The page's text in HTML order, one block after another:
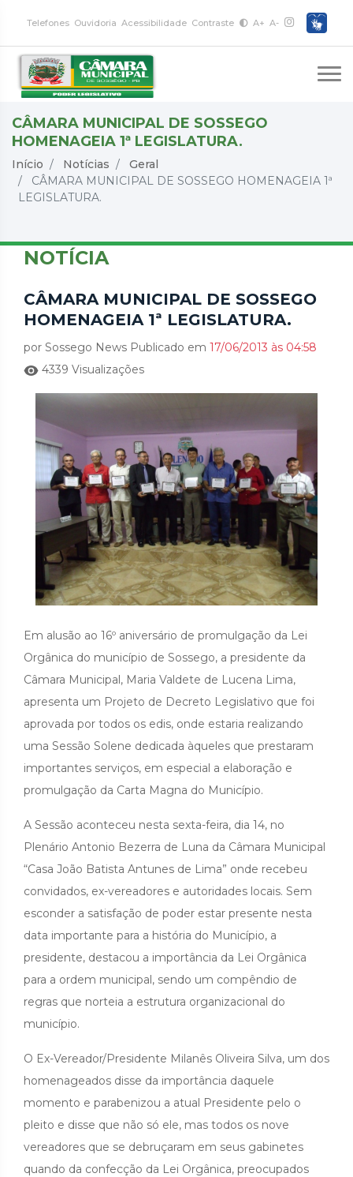
Telefones Ouvidoria Acessibilidade Contraste A+ A-
CÂMARA MUNICIPAL DE SOSSEGO
HOMENAGEIA 1ª LEGISLATURA.
Início Notícias
Geral
CÂMARA MUNICIPAL DE SOSSEGO HOMENAGEIA 1ª
LEGISLATURA.
NOTÍCIA
CÂMARA MUNICIPAL DE SOSSEGO
HOMENAGEIA 1ª LEGISLATURA.
por Sossego News Publicado em 17/06/2013 às 04:58
4339 Visualizações
Em alusão ao 16º aniversário de promulgação da Lei
Orgânica do município de Sossego, a presidente da
Câmara Municipal, Maria Valdete de Lucena Lima,
apresenta um Projeto de Decreto Legislativo que foi
aprovada por todos os edis, onde estaria realizando
uma Sessão Solene dedicada àqueles que prestaram
importantes serviços, em especial a elaboração e
promulgação da Carta Magna do Município.
A Sessão aconteceu nesta sexta-feira, dia 14, no
Plenário Antonio Bezerra de Luna da Câmara Municipal
“Casa João Batista Antunes de Lima” onde recebeu
convidados, ex-vereadores e autoridades locais. Sem
esconder a satisfação de poder estar presente nesta
data importante para a história do Município, a
presidente, destacou a importância da Lei Orgânica
para a ordem municipal, sendo um compêndio de
regras que norteia a estrutura organizacional do
município.
O Ex-Vereador/Presidente Milanês Oliveira Silva, um dos
homenageados disse da importância daquele
momento e parabenizou a atual Presidente pelo o
pleito e disse que não só ele, mas todos os nove
vereadores que se debruçaram em seus gabinetes
quando da confecção da Lei Orgânica, preocupados